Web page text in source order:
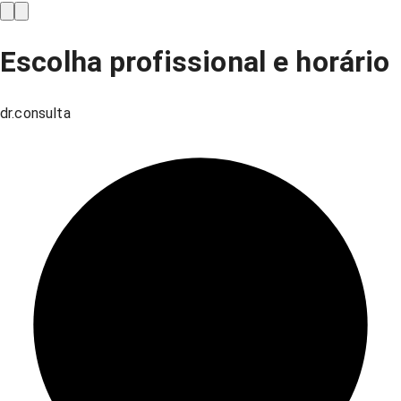
Escolha profissional e horário
dr.consulta